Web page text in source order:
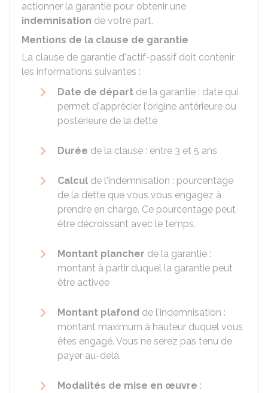
actionner la garantie pour obtenir une
indemnisation de votre part.
Mentions de la clause de garantie
La clause de garantie d'actif-passif doit contenir
les informations suivantes :
Date de départ de la garantie : date qui
permet d'apprécier l'origine antérieure ou
postérieure de la dette
Durée de la clause : entre 3 et 5 ans
Calcul de l'indemnisation : pourcentage
de la dette que vous vous engagez à
prendre en charge. Ce pourcentage peut
être décroissant avec le temps.
Montant plancher de la garantie :
montant à partir duquel la garantie peut
être activée
Montant plafond de l'indemnisation :
montant maximum à hauteur duquel vous
êtes engagé. Vous ne serez pas tenu de
payer au-delà.
Modalités de mise en œuvre :